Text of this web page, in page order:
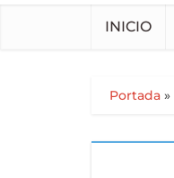
INICIO
Portada »